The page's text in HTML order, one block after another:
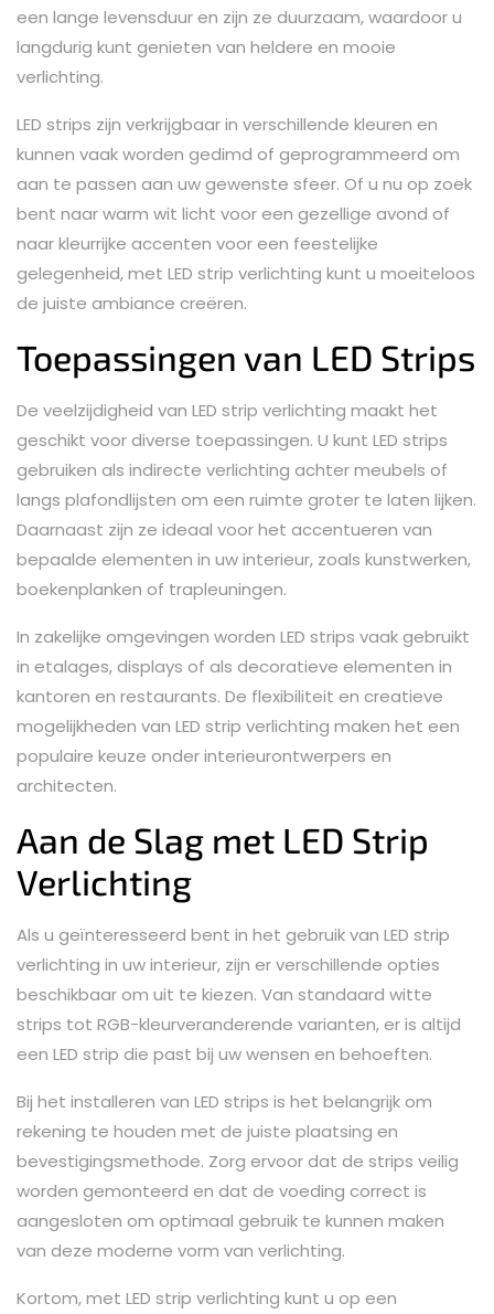
een lange levensduur en zijn ze duurzaam, waardoor u
langdurig kunt genieten van heldere en mooie
verlichting.
LED strips zijn verkrijgbaar in verschillende kleuren en
kunnen vaak worden gedimd of geprogrammeerd om
aan te passen aan uw gewenste sfeer. Of u nu op zoek
bent naar warm wit licht voor een gezellige avond of
naar kleurrijke accenten voor een feestelijke
gelegenheid, met LED strip verlichting kunt u moeiteloos
de juiste ambiance creëren.
Toepassingen van LED Strips
De veelzijdigheid van LED strip verlichting maakt het
geschikt voor diverse toepassingen. U kunt LED strips
gebruiken als indirecte verlichting achter meubels of
langs plafondlijsten om een ruimte groter te laten lijken.
Daarnaast zijn ze ideaal voor het accentueren van
bepaalde elementen in uw interieur, zoals kunstwerken,
boekenplanken of trapleuningen.
In zakelijke omgevingen worden LED strips vaak gebruikt
in etalages, displays of als decoratieve elementen in
kantoren en restaurants. De flexibiliteit en creatieve
mogelijkheden van LED strip verlichting maken het een
populaire keuze onder interieurontwerpers en
architecten.
Aan de Slag met LED Strip
Verlichting
Als u geïnteresseerd bent in het gebruik van LED strip
verlichting in uw interieur, zijn er verschillende opties
beschikbaar om uit te kiezen. Van standaard witte
strips tot RGB-kleurveranderende varianten, er is altijd
een LED strip die past bij uw wensen en behoeften.
Bij het installeren van LED strips is het belangrijk om
rekening te houden met de juiste plaatsing en
bevestigingsmethode. Zorg ervoor dat de strips veilig
worden gemonteerd en dat de voeding correct is
aangesloten om optimaal gebruik te kunnen maken
van deze moderne vorm van verlichting.
Kortom, met LED strip verlichting kunt u op een